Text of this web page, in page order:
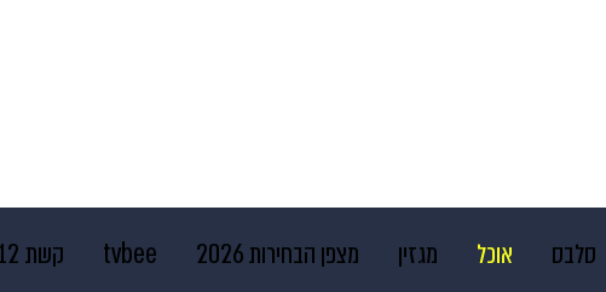
סלבס אוכל מגזין מצפן הבחירות 2026 tvbee קשת 12